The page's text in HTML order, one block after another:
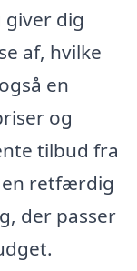
dig
af, hvilke
en
og
tilbud fra
en retfærdig
der passer